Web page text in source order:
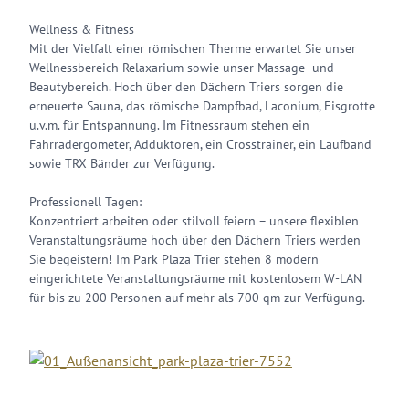
Wellness & Fitness
Mit der Vielfalt einer römischen Therme erwartet Sie unser
Wellnessbereich Relaxarium sowie unser Massage- und
Beautybereich. Hoch über den Dächern Triers sorgen die
erneuerte Sauna, das römische Dampfbad, Laconium, Eisgrotte
u.v.m. für Entspannung. Im Fitnessraum stehen ein
Fahrradergometer, Adduktoren, ein Crosstrainer, ein Laufband
sowie TRX Bänder zur Verfügung.
Professionell Tagen:
Konzentriert arbeiten oder stilvoll feiern – unsere flexiblen
Veranstaltungsräume hoch über den Dächern Triers werden
Sie begeistern! Im Park Plaza Trier stehen 8 modern
eingerichtete Veranstaltungsräume mit kostenlosem W-LAN
für bis zu 200 Personen auf mehr als 700 qm zur Verfügung.